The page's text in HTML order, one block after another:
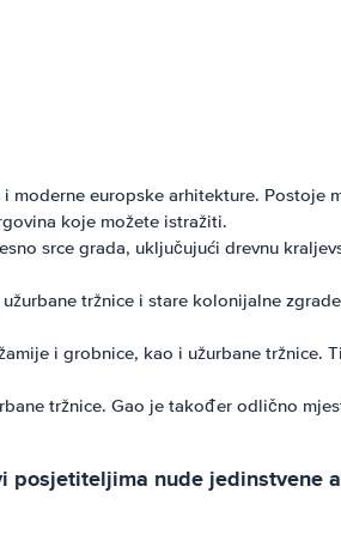
europske arhitekture. Postoje
koje možete istražiti.
srce grada, uključujući drevnu
tržnice i stare kolonijalne
i grobnice, kao i užurbane tržnice.
tržnice. Gao je također odlično
posjetiteljima nude jedinstvene